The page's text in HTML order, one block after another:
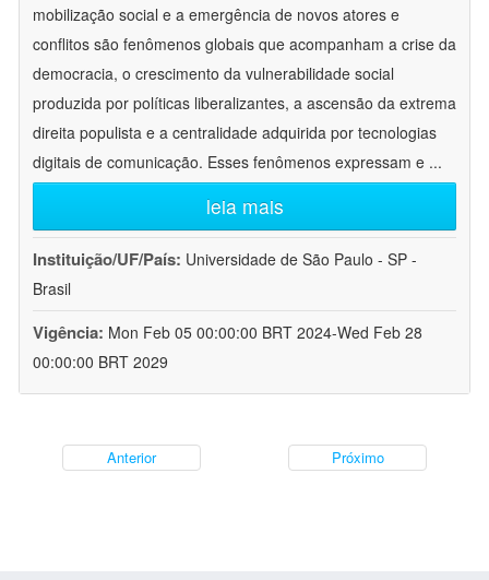
mobilização social e a emergência de novos atores e
conflitos são fenômenos globais que acompanham a crise da
democracia, o crescimento da vulnerabilidade social
produzida por políticas liberalizantes, a ascensão da extrema
direita populista e a centralidade adquirida por tecnologias
digitais de comunicação. Esses fenômenos expressam e ...
leia mais
Instituição/UF/País: Universidade de São Paulo - SP -
Brasil
Vigência: Mon Feb 05 00:00:00 BRT 2024-Wed Feb 28
00:00:00 BRT 2029
Anterior Próximo